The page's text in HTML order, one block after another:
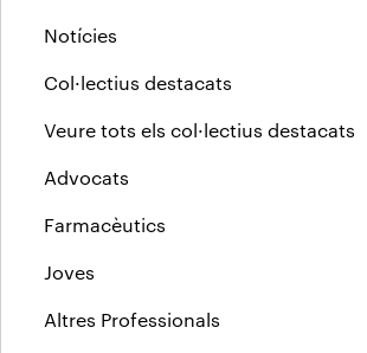
Notícies
Col·lectius destacats
Veure tots els col·lectius destacats
Advocats
Farmacèutics
Joves
Altres Professionals